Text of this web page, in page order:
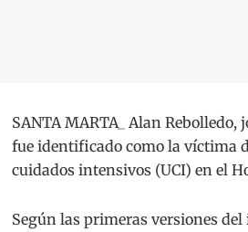
SANTA MARTA_ Alan
fue identificado como la víctima
cuidados intensivos (UCI) en el
Según las primeras versiones